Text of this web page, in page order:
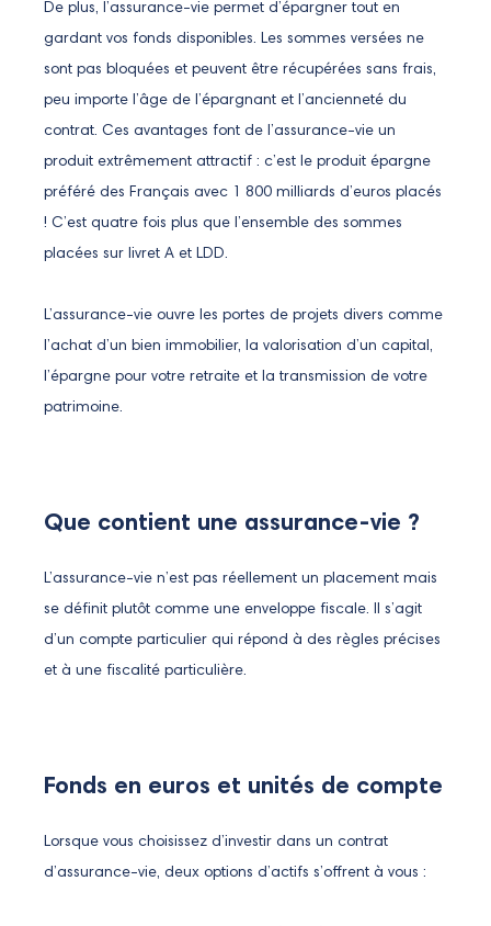
De plus, l’assurance-vie permet d’épargner tout en
gardant vos fonds disponibles. Les sommes versées ne
sont pas bloquées et peuvent être récupérées sans frais,
peu importe l’âge de l’épargnant et l’ancienneté du
contrat. Ces avantages font de l’assurance-vie un
produit extrêmement attractif : c’est le produit épargne
préféré des Français avec 1 800 milliards d’euros placés
! C’est quatre fois plus que l’ensemble des sommes
placées sur livret A et LDD.
L’assurance-vie ouvre les portes de projets divers comme
l’achat d’un bien immobilier, la valorisation d’un capital,
l’épargne pour votre retraite et la transmission de votre
patrimoine.
Que contient une assurance-vie ?
L’assurance-vie n’est pas réellement un placement mais
se définit plutôt comme une enveloppe fiscale. Il s’agit
d’un compte particulier qui répond à des règles précises
et à une fiscalité particulière.
Fonds en euros et unités de compte
Lorsque vous choisissez d’investir dans un contrat
d’assurance-vie, deux options d’actifs s’offrent à vous :